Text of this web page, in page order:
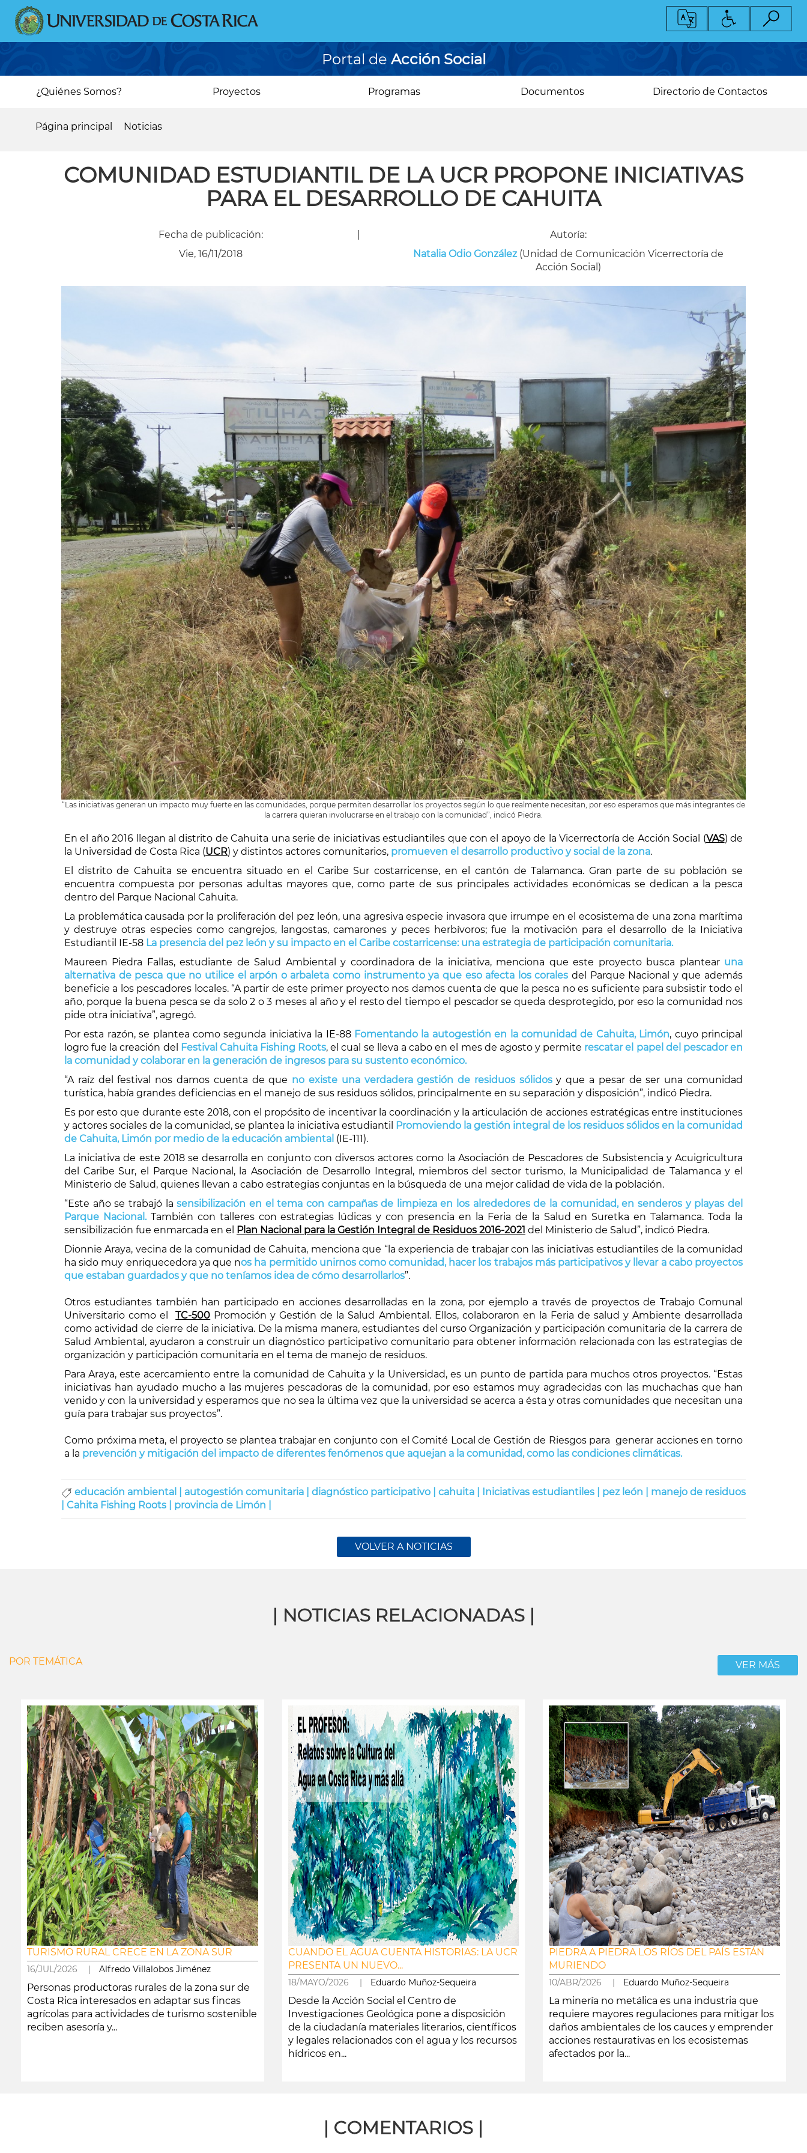
Pasar
contenido
principal
Portal de Acción Social
Main¿Quiénes Somos? Proyectos Programas Documentos Directorio de Contactos
enlaces
Página principal Noticias
COMUNIDAD ESTUDIANTIL DE LA UCR PROPONE INICIATIVAS
PARA EL DESARROLLO DE CAHUITA
Fecha de publicación:
Vie, 16/11/2018
Autoría:
Natalia Odio González(Unidad de Comunicación Vicerrectoría de
Acción Social)
“Las iniciativas generan un impacto muy fuerte en las comunidades, porque permiten desarrollar los proyectos según lo que realmente necesitan, por eso esperamos que más integrantes de
la carrera quieran involucrarse en el trabajo con la comunidad”, indicó Piedra.
En el año 2016 llegan al distrito de Cahuita una serie de iniciativas estudiantiles que con el apoyo de la Vicerrectoría de Acción Social (VAS) de
la Universidad de Costa Rica (UCR) y distintos actores comunitarios, promueven el desarrollo productivo y social de la zona.
El distrito de Cahuita se encuentra situado en el Caribe Sur costarricense, en el cantón de Talamanca. Gran parte de su población se
encuentra compuesta por personas adultas mayores que, como parte de sus principales actividades económicas se dedican a la pesca
dentro del Parque Nacional Cahuita.
La problemática causada por la proliferación del pez león, una agresiva especie invasora que irrumpe en el ecosistema de una zona marítima
y destruye otras especies como cangrejos, langostas, camarones y peces herbívoros; fue la motivación para el desarrollo de la Iniciativa
Estudiantil IE-58 La presencia del pez león y su impacto en el Caribe costarricense: una estrategia de participación comunitaria.
Maureen Piedra Fallas, estudiante de Salud Ambiental y coordinadora de la iniciativa, menciona que este proyecto busca plantear una
alternativa de pesca que no utilice el arpón o arbaleta como instrumento ya que eso afecta los corales del Parque Nacional y que además
beneficie a los pescadores locales. “A partir de este primer proyecto nos damos cuenta de que la pesca no es suficiente para subsistir todo el
año, porque la buena pesca se da solo 2 o 3 meses al año y el resto del tiempo el pescador se queda desprotegido, por eso la comunidad nos
pide otra iniciativa”, agregó.
Por esta razón, se plantea como segunda iniciativa la IE-88Fomentando la autogestión en la comunidad de Cahuita, Limón, cuyo principal
logro fue la creación del Festival Cahuita Fishing Roots, el cual se lleva a cabo en el mes de agosto y permite rescatar el papel del pescador en
la comunidad y colaborar en la generación de ingresos para su sustento económico.
“A raíz del festival nos damos cuenta de que no existe una verdadera gestión de residuos sólidosy que a pesar de ser una comunidad
turística, había grandes deficiencias en el manejo de sus residuos sólidos, principalmente en su separación y disposición”, indicó Piedra.
Es por esto que durante este 2018, con el propósito de incentivar la coordinación y la articulación de acciones estratégicas entre instituciones
y actores sociales de la comunidad, se plantea la iniciativa estudiantil Promoviendo la gestión integral de los residuos sólidos en la comunidad
de Cahuita, Limón por medio de la educación ambiental (IE-111).
La iniciativa de este 2018 se desarrolla en conjunto con diversos actores como la Asociación de Pescadores de Subsistencia y Acuigricultura
del Caribe Sur, el Parque Nacional, la Asociación de Desarrollo Integral, miembros del sector turismo, la Municipalidad de Talamanca y el
Ministerio de Salud, quienes llevan a cabo estrategias conjuntas en la búsqueda de una mejor calidad de vida de la población.
“Este año se trabajó lasensibilización en el tema con campañas de limpieza en los alrededores de la comunidad, en senderos y playas del
Parque Nacional.También con talleres con estrategias lúdicas y con presencia en la Feria de la Salud en Suretka en Talamanca. Toda la
sensibilización fue enmarcada en el Plan Nacional para la Gestión Integral de Residuos 2016-2021 del Ministerio de Salud”, indicó Piedra.
Dionnie Araya, vecina de la comunidad de Cahuita, menciona que “la experiencia de trabajar con las iniciativas estudiantiles de la comunidad
ha sido muy enriquecedora ya que nos ha permitido unirnos como comunidad, hacer los trabajos más participativos y llevar a cabo proyectos
que estaban guardados y que no teníamos idea de cómo desarrollarlos”.
Otros estudiantes también han participado en acciones desarrolladas en la zona, por ejemplo a través de proyectos de Trabajo Comunal
Universitario como elTC-500 Promoción y Gestión de la Salud Ambiental. Ellos, colaboraron en la Feria de salud y Ambiente desarrollada
como actividad de cierre de la iniciativa. De la misma manera, estudiantes del curso Organización y participación comunitaria de la carrera de
Salud Ambiental, ayudaron a construir un diagnóstico participativo comunitario para obtener información relacionada con las estrategias de
organización y participación comunitaria en el tema de manejo de residuos.
Para Araya, este acercamiento entre la comunidad de Cahuita y la Universidad, es un punto de partida para muchos otros proyectos. “Estas
iniciativas han ayudado mucho a las mujeres pescadoras de la comunidad, por eso estamos muy agradecidas con las muchachas que han
venido y con la universidad y esperamos que no sea la última vez que la universidad se acerca a ésta y otras comunidades que necesitan una
guía para trabajar sus proyectos”.
Como próxima meta, el proyecto se plantea trabajar en conjunto con el Comité Local de Gestión de Riesgos para generar acciones en torno
a la prevención y mitigación del impacto de diferentes fenómenos que aquejan a la comunidad, como las condiciones climáticas.
educación ambiental | autogestión comunitaria | diagnóstico participativo | cahuita | Iniciativas estudiantiles | pez león | manejo de residuos
Cahita Fishing Roots | provincia de Limón |
VOLVER A NOTICIAS
| NOTICIAS RELACIONADAS |
POR TEMÁTICA VER MÁS
TURISMO RURAL CRECE EN LA ZONA SUR
16/JUL/2026 | Alfredo Villalobos Jiménez
Personas productoras rurales de la zona sur de
Costa Rica interesados en adaptar sus fincas
agrícolas para actividades de turismo sostenible
reciben asesoría y...
CUANDO EL AGUA CUENTA HISTORIAS: LA UCR
PRESENTA UN NUEVO...
18/MAYO/2026 | Eduardo Muñoz-Sequeira
Desde la Acción Social el Centro de
Investigaciones Geológica pone a disposición
de la ciudadanía materiales literarios, científicos
y legales relacionados con el agua y los recursos
hídricos en...
PIEDRA A PIEDRA LOS RÍOS DEL PAÍS ESTÁN
MURIENDO
10/ABR/2026 | Eduardo Muñoz-Sequeira
La minería no metálica es una industria que
requiere mayores regulaciones para mitigar los
daños ambientales de los cauces y emprender
acciones restaurativas en los ecosistemas
afectados por la...
| COMENTARIOS |